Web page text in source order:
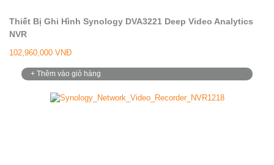
Thiết Bị Ghi Hình Synology DVA3221 Deep Video Analytics
NVR
102,960,000 VNĐ
+ Thêm vào giỏ hàng